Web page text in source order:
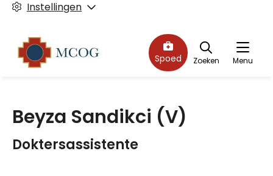
Instellingen
Menu
Spoed Zoeken
Beyza Sandikci (V)
Doktersassistente